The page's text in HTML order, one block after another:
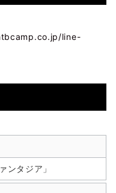
line-
ンタジア」